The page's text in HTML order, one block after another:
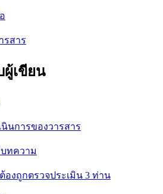
รสาร
เขียน
นการของวารสาร
ทความ
งถูกตรวจประเมิน 3 ท่าน